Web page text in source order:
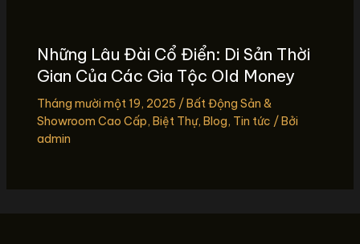
Những Lâu Đài Cổ Điển: Di Sản Thời
Gian Của Các Gia Tộc Old Money
Tháng mười một 19, 2025 / Bất Động Sản &
Showroom Cao Cấp, Biệt Thự, Blog, Tin tức / Bởi
admin